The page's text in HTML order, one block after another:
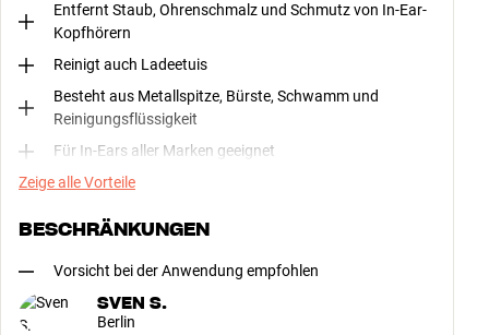
Entfernt Staub, Ohrenschmalz und Schmutz von In-Ear-
Kopfhörern
Reinigt auch Ladeetuis
Besteht aus Metallspitze, Bürste, Schwamm und
Reinigungsflüssigkeit
Für In-Ears aller Marken geeignet
Zeige alle Vorteile
BESCHRÄNKUNGEN
Vorsicht bei der Anwendung empfohlen
SVEN S.
Berlin